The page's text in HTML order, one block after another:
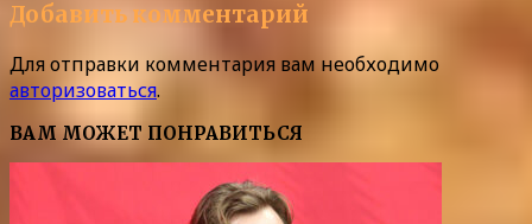
Добавить комментарий
Для отправки комментария вам необходимо
авторизоваться.
ВАМ МОЖЕТ ПОНРАВИТЬСЯ